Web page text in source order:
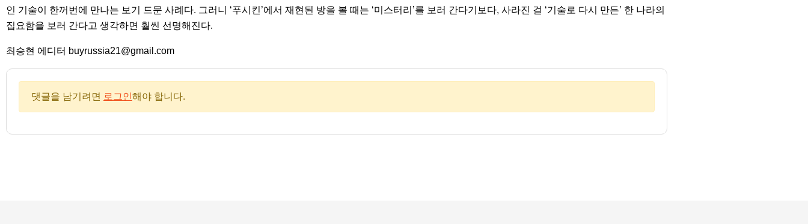
인 기술이 한꺼번에 만나는 보기 드문 사례다. 그러니 ‘푸시킨’에서 재현된 방을 볼 때는 ‘미스터리’를 보러 간다기보다, 사라진 걸 ‘기술로 다시 만든’ 한 나라의
집요함을 보러 간다고 생각하면 훨씬 선명해진다.
최승현 에디터 buyrussia21@gmail.com
댓글을 남기려면 로그인 해야 합니다.